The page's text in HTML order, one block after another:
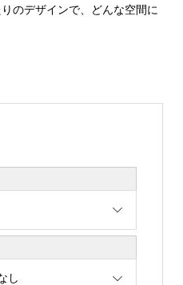
のデザインで、どんな空間に